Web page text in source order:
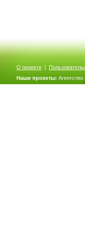
О проекте |
Наши проекты: